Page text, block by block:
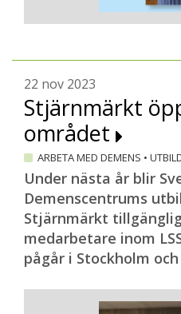
22 nov 2023
Stjärnmärkt
området
ARBETA MED DEMENS •
Under nästa år blir
Demenscentrums
Stjärnmärkt
medarbetare inom
pågår i Stockholm